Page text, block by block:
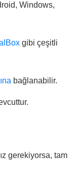
Windows,
gibi çeşitli
bağlanabilir.
gerekiyorsa, tam